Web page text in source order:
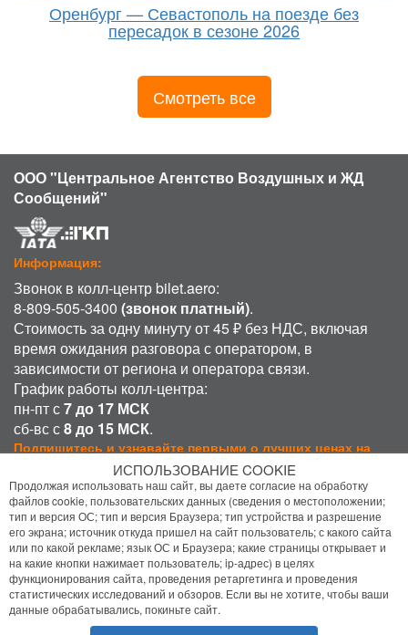
Оренбург — Севастополь на поезде без
пересадок в сезоне 2026
Смотреть все
ООО "Центральное Агентство Воздушных и ЖД
Сообщений"
Информация:
Звонок в колл-центр bilet.aero:
8-809-505-3400 (звонок платный).
Стоимость за одну минуту от 45 ₽ без НДС, включая
время ожидания разговора с оператором, в
зависимости от региона и оператора связи.
График работы колл-центра:
пн-пт с7 до 17 МСК
сб-вс с8 до 15 МСК.
Подпишитесь и узнавайте первыми о лучших ценах на
Подписаться
Присоединиться:
ИСПОЛЬЗОВАНИЕ COOKIE
Продолжая использовать наш сайт, вы даете согласие на обработку
файлов cookie, пользовательских данных (сведения о местоположении;
тип и версия ОС; тип и версия Браузера; тип устройства и разрешение
его экрана; источник откуда пришел на сайт пользователь; с какого сайта
или по какой рекламе; язык ОС и Браузера; какие страницы открывает и
на какие кнопки нажимает пользователь; ip-адрес) в целях
функционирования сайта, проведения ретаргетинга и проведения
статистических исследований и обзоров. Если вы не хотите, чтобы ваши
данные обрабатывались, покиньте сайт.